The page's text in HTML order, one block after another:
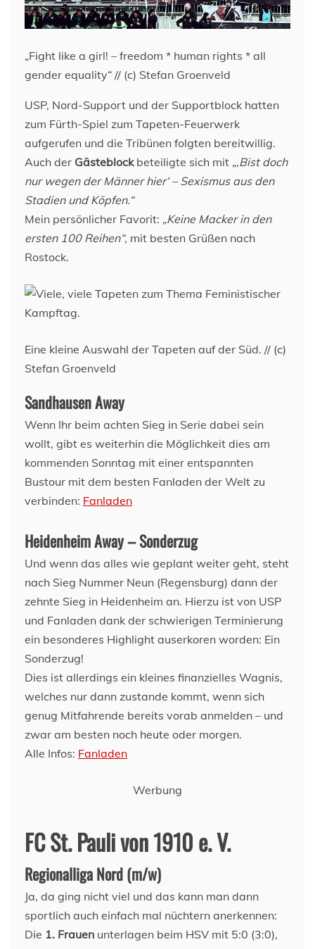
„Fight like a girl! – freedom * human rights * all
gender equality“ // (c) Stefan Groenveld
USP, Nord-Support und der Supportblock hatten
zum Fürth-Spiel zum Tapeten-Feuerwerk
aufgerufen und die Tribünen folgten bereitwillig.
Auch der Gästeblockbeteiligte sich mit „‚Bist doch
nur wegen der Männer hier‘ – Sexismus aus den
Stadien und Köpfen.“
Mein persönlicher Favorit: „Keine Macker in den
ersten 100 Reihen“, mit besten Grüßen nach
Rostock.
Eine kleine Auswahl der Tapeten auf der Süd. // (c)
Stefan Groenveld
Sandhausen Away
Wenn Ihr beim achten Sieg in Serie dabei sein
wollt, gibt es weiterhin die Möglichkeit dies am
kommenden Sonntag mit einer entspannten
Bustour mit dem besten Fanladen der Welt zu
verbinden: Fanladen
Heidenheim Away – Sonderzug
Und wenn das alles wie geplant weiter geht, steht
nach Sieg Nummer Neun (Regensburg) dann der
zehnte Sieg in Heidenheim an. Hierzu ist von USP
und Fanladen dank der schwierigen Terminierung
ein besonderes Highlight auserkoren worden: Ein
Sonderzug!
Dies ist allerdings ein kleines finanzielles Wagnis,
welches nur dann zustande kommt, wenn sich
genug Mitfahrende bereits vorab anmelden – und
zwar am besten noch heute oder morgen.
Alle Infos: Fanladen
Werbung
FC St. Pauli von 1910 e. V.
Regionalliga Nord (m/w)
Ja, da ging nicht viel und das kann man dann
sportlich auch einfach mal nüchtern anerkennen:
Die 1. Frauen unterlagen beim HSV mit 5:0 (3:0),